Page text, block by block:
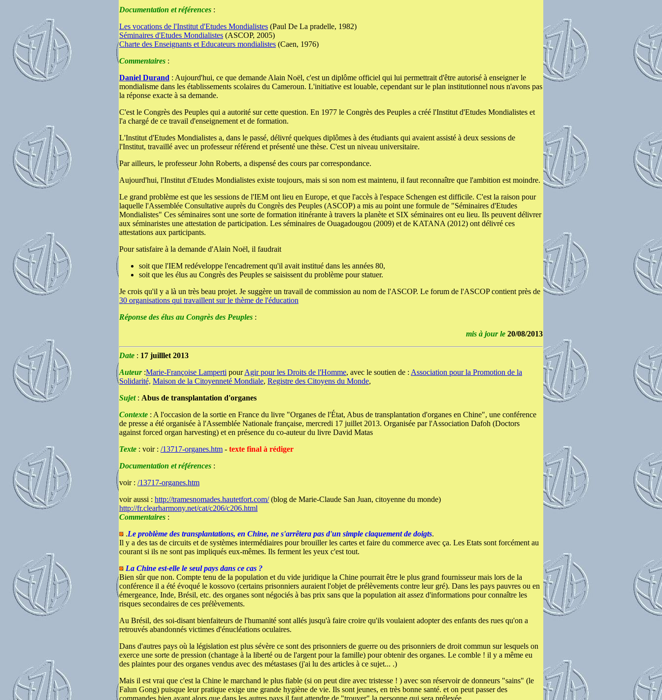
Documentation et références :
Les vocations de l'Institut d'Etudes Mondialistes (Paul De La pradelle, 1982)
Séminaires d'Etudes Mondialistes (ASCOP, 2005)
Charte des Enseignants et Educateurs mondialistes (Caen, 1976)
Commentaires :
Daniel Durand : Aujourd'hui, ce que demande Alain Noël, c'est un diplôme officiel qui lui permettrait d'être autorisé à enseigner le
mondialisme dans les établissements scolaires du Cameroun. L'initiative est louable, cependant sur le plan institutionnel nous n'avons pas
la réponse exacte à sa demande.
C'est le Congrès des Peuples qui a autorité sur cette question. En 1977 le Congrès des Peuples a créé l'Institut d'Etudes Mondialistes et
l'a chargé de ce travail d'enseignement et de formation.
L'Institut d'Etudes Mondialistes a, dans le passé, délivré quelques diplômes à des étudiants qui avaient assisté à deux sessions de
l'Institut, travaillé avec un professeur référend et présenté une thèse. C'est un niveau universitaire.
Par ailleurs, le professeur John Roberts, a dispensé des cours par correspondance.
Aujourd'hui, l'Institut d'Etudes Mondialistes existe toujours, mais si son nom est maintenu, il faut reconnaître que l'ambition est moindre.
Le grand problème est que les sessions de l'IEM ont lieu en Europe, et que l'accès à l'espace Schengen est difficile. C'est la raison pour
laquelle l'Assemblée Consultative auprès du Congrès des Peuples (ASCOP) a mis au point une formule de "Séminaires d'Etudes
Mondialistes" Ces séminaires sont une sorte de formation itinérante à travers la planète et SIX séminaires ont eu lieu. Ils peuvent délivrer
aux séminaristes une attestation de participation. Les séminaires de Ouagadougou (2009) et de KATANA (2012) ont délivré ces
attestations aux participants.
Pour satisfaire à la demande d'Alain Noël, il faudrait
soit que l'IEM redéveloppe l'encadrement qu'il avait institué dans les années 80,
soit que les élus au Congrès des Peuples se saisissent du problème pour statuer.
Je crois qu'il y a là un très beau projet. Je suggère un travail de commission au nom de l'ASCOP. Le forum de l'ASCOP contient près de
30 organisations qui travaillent sur le thème de l'éducation
Réponse des élus au Congrès des Peuples :
mis à jour le 20/08/2013
Date : 17 juilllet 2013
Auteur:Marie-Françoise Lamperti pourAgir pour les Droits de l'Homme, avec le soutien de : Association pour la Promotion de la
Solidarité, Maison de la Citoyenneté Mondiale, Registre des Citoyens du Monde,
Sujet: Abus de transplantation d'organes
Contexte : A l'occasion de la sortie en France du livre "Organes de l'État, Abus de transplantation d'organes en Chine", une conférence
de presse a été organisée à l'Assemblée Nationale française, mercredi 17 juillet 2013. Organisée par l'Association Dafoh (Doctors
against forced organ harvesting) et en présence du co-auteur du livre David Matas
Texte : voir : /13717-organes.htm - texte final à rédiger
Documentation et références :
voir : /13717-organes.htm
voir aussi : http://tramesnomades.hautetfort.com/(blog de Marie-Claude San Juan, citoyenne du monde)
http://fr.clearharmony.net/cat/c206/c206.html
Commentaires :
.Le problème des transplantations, en Chine, ne s'arrêtera pas d'un simple claquement de doigts.
Il y a des tas de circuits et de systèmes intermédiaires pour brouiller les cartes et faire du commerce avec ça. Les Etats sont forcément au
courant si ils ne sont pas impliqués eux-mêmes. Ils ferment les yeux c'est tout.
La Chine est-elle le seul pays dans ce cas ?
Bien sûr que non. Compte tenu de la population et du vide juridique la Chine pourrait être le plus grand fournisseur mais lors de la
conférence il a été évoqué le kossovo (certains prisonniers auraient l'objet de prélèvements contre leur gré). Dans les pays pauvres ou en
émergeance, Inde, Brésil, etc. des organes sont négociés à bas prix sans que la population ait assez d'informations pour connaître les
risques secondaires de ces prélèvements.
Au Brésil, des soi-disant bienfaiteurs de l'humanité sont allés jusqu'à faire croire qu'ils voulaient adopter des enfants des rues qu'on a
retrouvés abandonnés victimes d'énucléations oculaires.
Dans d'autres pays où la législation est plus sévère ce sont des prisonniers de guerre ou des prisonniers de droit commun sur lesquels on
exerce une sorte de pression (chantage à la liberté ou de l'argent pour la famille) pour obtenir des organes. Le comble ! il y a même eu
des plaintes pour des organes vendus avec des métastases (j'ai lu des articles à ce sujet... .)
Mais il est vrai que c'est la Chine le marchand le plus fiable (si on peut dire avec tristesse ! ) avec son réservoir de donneurs "sains" (le
Falun Gong) puisque leur pratique exige une grande hygiène de vie. Ils sont jeunes, en très bonne santé. et on peut passer des
commandes bien avant alors que dans les autres pays il faut attendre de "trouver" la personne qui sera prélevée.